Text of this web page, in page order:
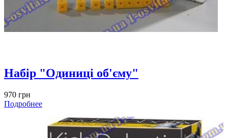
Набір "Одиниці об'єму"
970 грн
Подробнее